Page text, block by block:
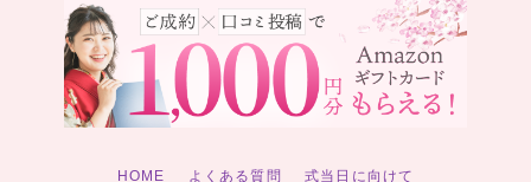
HOME よくある質問 式当日に向けて